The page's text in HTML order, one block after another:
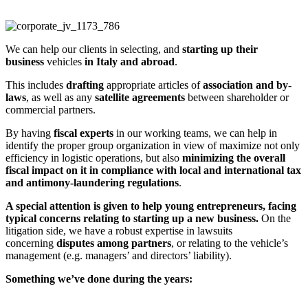
We can help our clients in selecting, and starting up their
business vehicles in Italy and abroad.
This includes drafting appropriate articles ofassociation and by-
laws, as well as any satellite agreements between shareholder or
commercial partners.
By having fiscal experts in our working teams, we can help in
identify the proper group organization in view of maximize not only
efficiency in logistic operations, but also minimizing the overall
fiscal impact on it in compliance with local and international tax
and antimony-laundering regulations.
A special attention is given to help young entrepreneurs, facing
typical concerns relating to starting up a new business. On the
litigation side, we have a robust expertise in lawsuits
concerning disputes among partners, or relating to the vehicle’s
management (e.g. managers’ and directors’ liability).
Something we’ve done during the years: